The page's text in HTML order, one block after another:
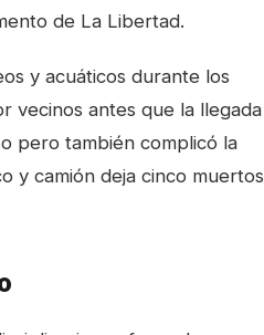
de La Libertad.
y acuáticos durante los
vecinos antes que la llegada
pero también complicó la
y camión deja cinco muertos